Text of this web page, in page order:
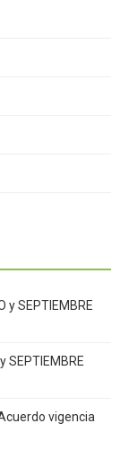
y SEPTIEMBRE
SEPTIEMBRE
vigencia